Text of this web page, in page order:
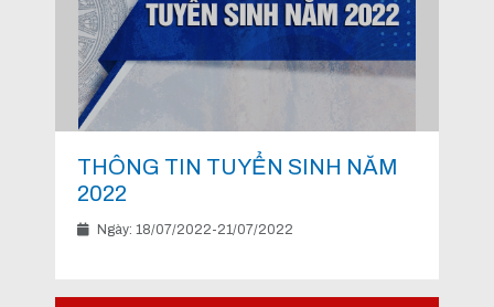
THÔNG TIN TUYỂN SINH NĂM
2022
Ngày: 18/07/2022-21/07/2022